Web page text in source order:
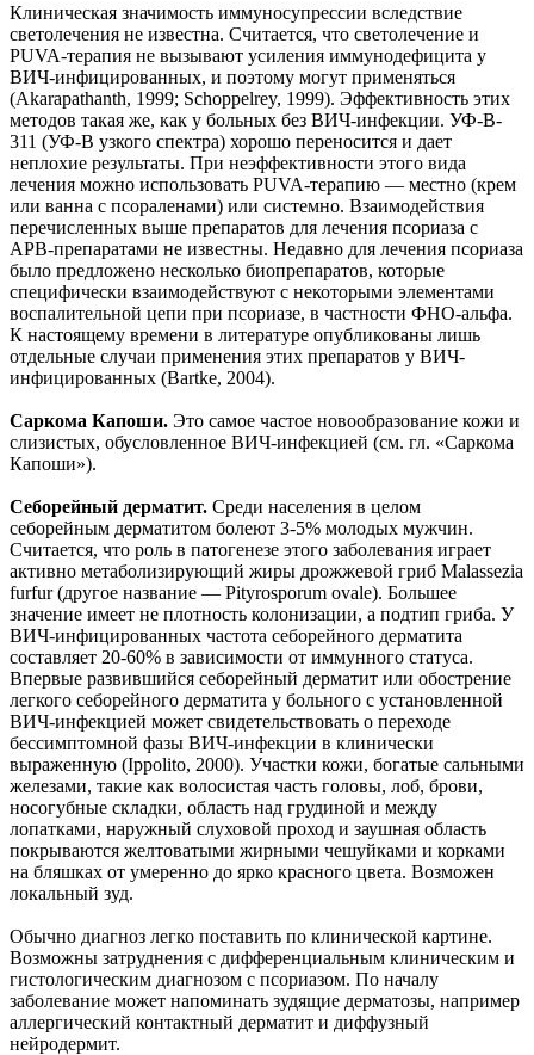
Клиническая значимость иммуносупрессии вследствие
светолечения не известна. Считается, что светолечение и
PUVA-терапия не вызывают усиления иммунодефицита у
ВИЧ-инфицированных, и поэтому могут применяться
(Akarapathanth, 1999; Schoppelrey, 1999). Эффективность этих
методов такая же, как у больных без ВИЧ-инфекции. УФ-B-
311 (УФ-B узкого спектра) хорошо переносится и дает
неплохие результаты. При неэффективности этого вида
лечения можно использовать PUVA-терапию — местно (крем
или ванна с псораленами) или системно. Взаимодействия
перечисленных выше препаратов для лечения псориаза с
АРВ-препаратами не известны. Недавно для лечения псориаза
было предложено несколько биопрепаратов, которые
специфически взаимодействуют с некоторыми элементами
воспалительной цепи при псориазе, в частности ФНО-альфа.
К настоящему времени в литературе опубликованы лишь
отдельные случаи применения этих препаратов у ВИЧ-
инфицированных (Bartke, 2004).
Саркома Капоши. Это самое частое новообразование кожи и
слизистых, обусловленное ВИЧ-инфекцией (см. гл. «Саркома
Капоши»).
Себорейный дерматит. Среди населения в целом
себорейным дерматитом болеют 3-5% молодых мужчин.
Считается, что роль в патогенезе этого заболевания играет
активно метаболизирующий жиры дрожжевой гриб Malassezia
furfur (другое название — Pityrosporum ovale). Большее
значение имеет не плотность колонизации, а подтип гриба. У
ВИЧ-инфицированных частота себорейного дерматита
составляет 20-60% в зависимости от иммунного статуса.
Впервые развившийся себорейный дерматит или обострение
легкого себорейного дерматита у больного с установленной
ВИЧ-инфекцией может свидетельствовать о переходе
бессимптомной фазы ВИЧ-инфекции в клинически
выраженную (Ippolito, 2000). Участки кожи, богатые сальными
железами, такие как волосистая часть головы, лоб, брови,
носогубные складки, область над грудиной и между
лопатками, наружный слуховой проход и заушная область
покрываются желтоватыми жирными чешуйками и корками
на бляшках от умеренно до ярко красного цвета. Возможен
локальный зуд.
Обычно диагноз легко поставить по клинической картине.
Возможны затруднения с дифференциальным клиническим и
гистологическим диагнозом с псориазом. По началу
заболевание может напоминать зудящие дерматозы, например
аллергический контактный дерматит и диффузный
нейродермит.